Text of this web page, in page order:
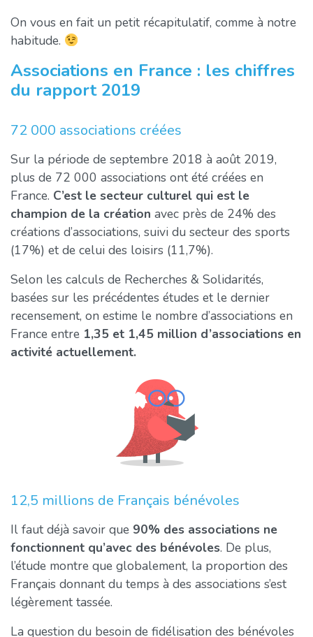
On vous en fait un petit récapitulatif, comme à notre
habitude.
Associations en France : les chiffres
du rapport 2019
72 000 associations créées
Sur la période de septembre 2018 à août 2019,
plus de 72 000 associations ont été créées en
France. C’est le secteur culturel qui est le
champion de la création avec près de 24% des
créations d’associations, suivi du secteur des sports
(17%) et de celui des loisirs (11,7%).
Selon les calculs de Recherches & Solidarités,
basées sur les précédentes études et le dernier
recensement, on estime le nombre d’associations en
France entre 1,35 et 1,45 million d’associations en
activité actuellement.
12,5 millions de Français bénévoles
Il faut déjà savoir que 90% des associations ne
fonctionnent qu’avec des bénévoles. De plus,
l’étude montre que globalement, la proportion des
Français donnant du temps à des associations s’est
légèrement tassée.
La question du besoin de fidélisation des bénévoles